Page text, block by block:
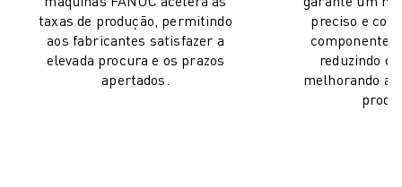
taxas de produção, permitindo
aos fabricantes satisfazer a
elevada procura e os prazos
apertados.
preciso e
componentes
reduzindo
melhorando a